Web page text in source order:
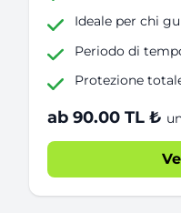
Ideale per chi
Periodo di
Protezione
ab 90.00 TL ₺